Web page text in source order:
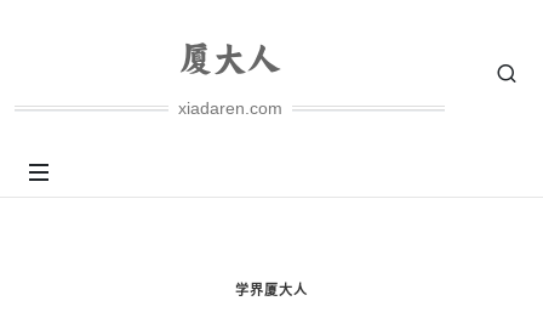
xiadaren.com
学界厦大人